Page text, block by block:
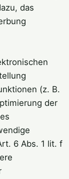
das
(z. B.
der
6 Abs. 1 lit. f